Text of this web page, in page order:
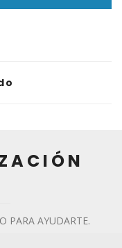
PARA AYUDARTE.